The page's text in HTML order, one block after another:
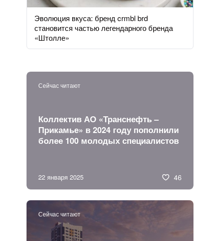
Эволюция вкуса: бренд crmbl brd
становится частью легендарного бренда
«Штолле»
Сейчас читают
Коллектив АО «Транснефть –
Прикамье» в 2024 году пополнили
более 100 молодых специалистов
22 января 2025 46
Сейчас читают